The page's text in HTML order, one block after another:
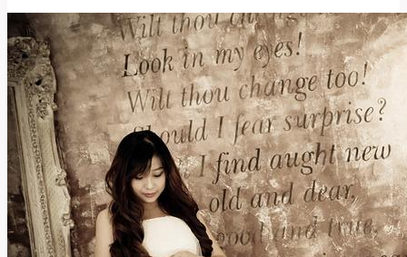
Význam
Upřímnosti
v
Anglicko-
Českém
Slovníku